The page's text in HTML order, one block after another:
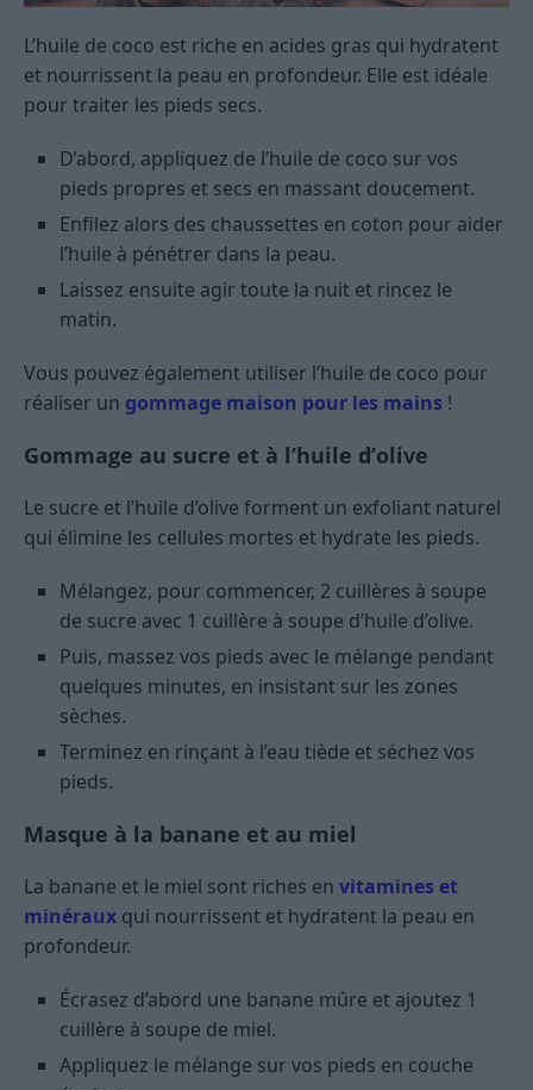
L’huile de coco est riche en acides gras qui hydratent
et nourrissent la peau en profondeur. Elle est idéale
pour traiter les pieds secs.
D’abord, appliquez de l’huile de coco sur vos
pieds propres et secs en massant doucement.
Enfilez alors des chaussettes en coton pour aider
l’huile à pénétrer dans la peau.
Laissez ensuite agir toute la nuit et rincez le
matin.
Vous pouvez également utiliser l’huile de coco pour
réaliser un gommage maison pour les mains !
Gommage au sucre et à l’huile d’olive
Le sucre et l’huile d’olive forment un exfoliant naturel
qui élimine les cellules mortes et hydrate les pieds.
Mélangez, pour commencer, 2 cuillères à soupe
de sucre avec 1 cuillère à soupe d’huile d’olive.
Puis, massez vos pieds avec le mélange pendant
quelques minutes, en insistant sur les zones
sèches.
Terminez en rinçant à l’eau tiède et séchez vos
pieds.
Masque à la banane et au miel
La banane et le miel sont riches en vitamines et
minéraux qui nourrissent et hydratent la peau en
profondeur.
Écrasez d’abord une banane mûre et ajoutez 1
cuillère à soupe de miel.
Appliquez le mélange sur vos pieds en couche